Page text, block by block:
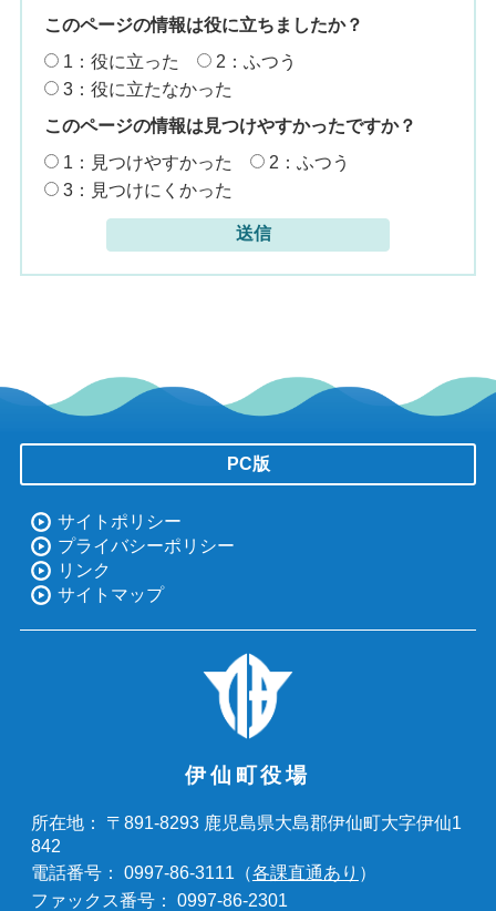
このページの情報は役に立ちましたか？
1：役に立った
2：ふつう
3：役に立たなかった
このページの情報は見つけやすかったですか？
1：見つけやすかった
2：ふつう
3：見つけにくかった
PC版
サイトポリシー
プライバシーポリシー
リンク
サイトマップ
伊仙町役場
所在地：
〒891-8293 鹿児島県大島郡伊仙町大字伊仙1
842
電話番号：
0997-86-3111（各課直通あり ）
ファックス番号：
0997-86-2301